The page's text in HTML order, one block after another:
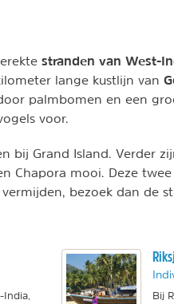
stranden van West-
lange kustlijn van
palmbomen en een
voor.
bij Grand Island. Verder
Chapora mooi. Deze
bezoek dan de
Bij